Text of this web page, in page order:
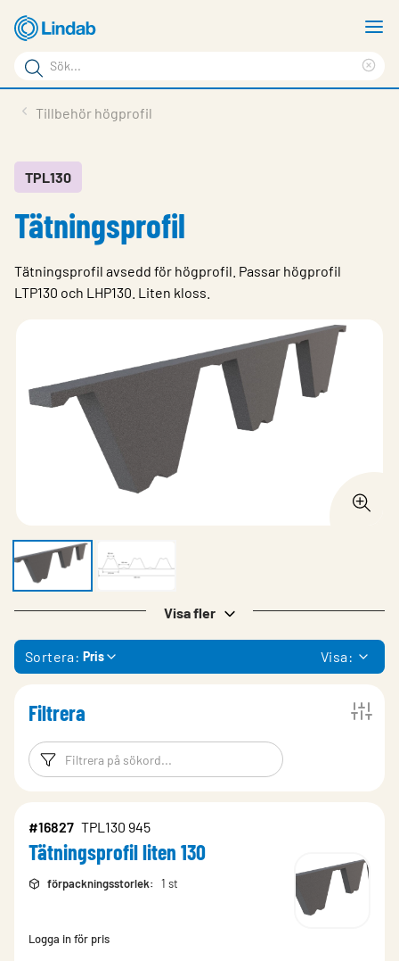
Hoppa
till
huvudinnehållet
Sökord
Sök
på
Service & Support
Hållbarhet
Kontakt
Choose languge
Tillbehör högprofil
TPL130
Tätningsprofil
Tätningsprofil avsedd för högprofil. Passar högprofil
LTP130 och LHP130. Liten kloss.
Visa fler
Sortera: Pris Visa:
Filtrera
Filtreringsord Filtrera
#16827 TPL130 945
Tätningsprofil liten 130
förpackningsstorlek: 1 st
Logga in för pris